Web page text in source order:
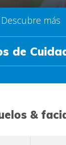
Descubre más
de
&